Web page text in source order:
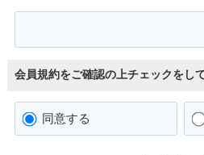
会員規約をご確認の上チェックをし
同意する